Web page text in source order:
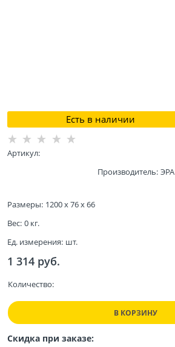
Есть в наличии
Артикул:
Производитель: ЭРА
Размеры: 1200 x 76 x 66
Вес: 0 кг.
Ед. измерения: шт.
1 314 руб.
Количество:
В КОРЗИНУ
Скидка при заказе: